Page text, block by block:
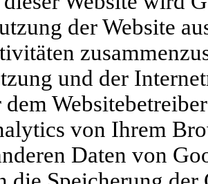
der Website
und der
dem
von Ihrem
Daten von